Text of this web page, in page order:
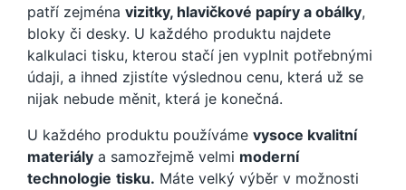
patří zejména vizitky, hlavičkové papíry a obálky,
bloky či desky. U každého produktu najdete
kalkulaci tisku, kterou stačí jen vyplnit potřebnými
údaji, a ihned zjistíte výslednou cenu, která už se
nijak nebude měnit, která je konečná.
U každého produktu používáme vysoce kvalitní
materiály a samozřejmě velmi moderní
technologie tisku. Máte velký výběr v možnosti